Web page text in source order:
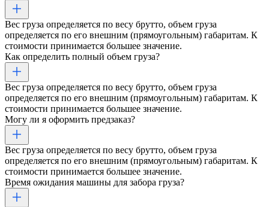
Вес груза определяется по весу брутто, объем груза
определяется по его внешним (прямоугольным) габаритам. К
стоимости принимается большее значение.
Как определить полный объем груза?
Вес груза определяется по весу брутто, объем груза
определяется по его внешним (прямоугольным) габаритам. К
стоимости принимается большее значение.
Могу ли я оформить предзаказ?
Вес груза определяется по весу брутто, объем груза
определяется по его внешним (прямоугольным) габаритам. К
стоимости принимается большее значение.
Время ожидания машины для забора груза?